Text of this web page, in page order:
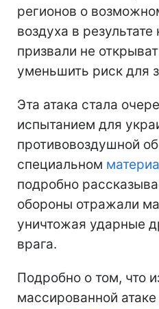
регионов о
воздуха в результате
призвали не
уменьшить риск для
Эта атака стала
испытанием для
противовоздушной
специальном
подробно
обороны отражали
уничтожая ударные
врага.
Подробно о том, что
массированной